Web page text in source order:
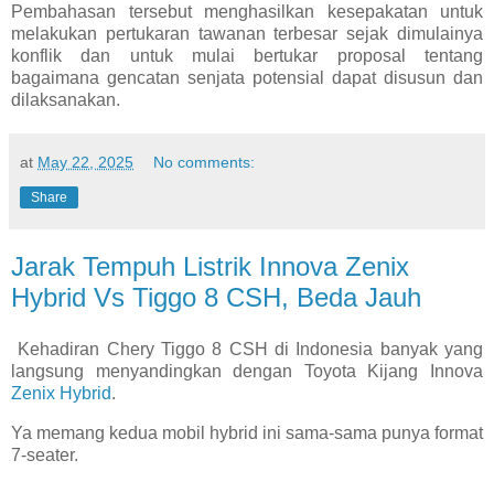
Pembahasan tersebut menghasilkan kesepakatan untuk
melakukan pertukaran tawanan terbesar sejak dimulainya
konflik dan untuk mulai bertukar proposal tentang
bagaimana gencatan senjata potensial dapat disusun dan
dilaksanakan.
at May 22, 2025 No comments:
Share
Jarak Tempuh Listrik Innova Zenix
Hybrid Vs Tiggo 8 CSH, Beda Jauh
Kehadiran Chery Tiggo 8 CSH di Indonesia banyak yang
langsung menyandingkan dengan Toyota Kijang Innova
Zenix Hybrid.
Ya memang kedua mobil hybrid ini sama-sama punya format
7-seater.